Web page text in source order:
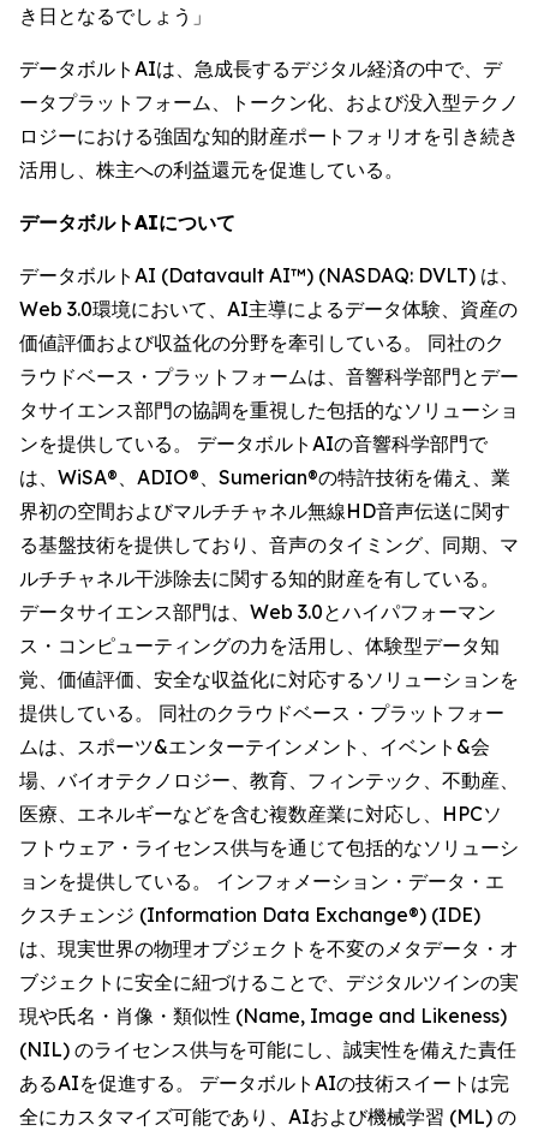
き日となるでしょう」
データボルトAIは、急成長するデジタル経済の中で、デ
ータプラットフォーム、トークン化、および没入型テクノ
ロジーにおける強固な知的財産ポートフォリオを引き続き
活用し、株主への利益還元を促進している。
データボルトAIについて
データボルトAI (Datavault AI™) (NASDAQ: DVLT) は、
Web 3.0環境において、AI主導によるデータ体験、資産の
価値評価および収益化の分野を牽引している。 同社のク
ラウドベース・プラットフォームは、音響科学部門とデー
タサイエンス部門の協調を重視した包括的なソリューショ
ンを提供している。 データボルトAIの音響科学部門で
は、WiSA®、ADIO®、Sumerian®の特許技術を備え、業
界初の空間およびマルチチャネル無線HD音声伝送に関す
る基盤技術を提供しており、音声のタイミング、同期、マ
ルチチャネル干渉除去に関する知的財産を有している。
データサイエンス部門は、Web 3.0とハイパフォーマン
ス・コンピューティングの力を活用し、体験型データ知
覚、価値評価、安全な収益化に対応するソリューションを
提供している。 同社のクラウドベース・プラットフォー
ムは、スポーツ&エンターテインメント、イベント&会
場、バイオテクノロジー、教育、フィンテック、不動産、
医療、エネルギーなどを含む複数産業に対応し、HPCソ
フトウェア・ライセンス供与を通じて包括的なソリューシ
ョンを提供している。 インフォメーション・データ・エ
クスチェンジ (Information Data Exchange®) (IDE)
は、現実世界の物理オブジェクトを不変のメタデータ・オ
ブジェクトに安全に紐づけることで、デジタルツインの実
現や氏名・肖像・類似性 (Name, Image and Likeness)
(NIL) のライセンス供与を可能にし、誠実性を備えた責任
あるAIを促進する。 データボルトAIの技術スイートは完
全にカスタマイズ可能であり、AIおよび機械学習 (ML) の